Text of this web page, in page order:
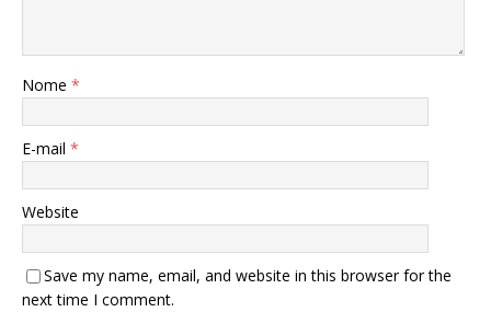
Nome *
E-mail *
Website
Save my name, email, and website in this browser for the
next time I comment.